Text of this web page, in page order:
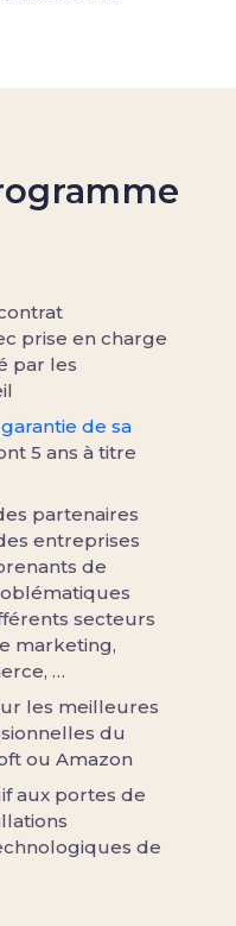
prise en charge
par les
garantie de sa
5 ans à titre
partenaires
entreprises
de
secteurs
marketing,
…
les meilleures
du
ou Amazon
aux portes de
de